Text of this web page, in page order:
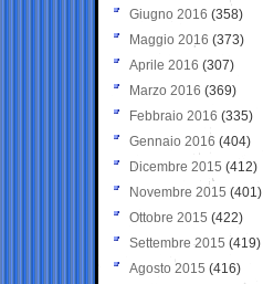
Giugno 2016 (358)
Maggio 2016 (373)
Aprile 2016 (307)
Marzo 2016 (369)
Febbraio 2016 (335)
Gennaio 2016 (404)
Dicembre 2015 (412)
Novembre 2015 (401)
Ottobre 2015 (422)
Settembre 2015 (419)
Agosto 2015 (416)